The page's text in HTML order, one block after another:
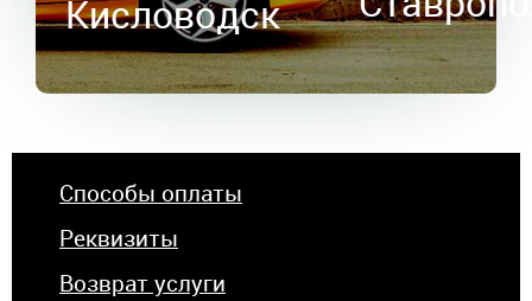
Кисловодск
Способы оплаты
Реквизиты
Возврат услуги